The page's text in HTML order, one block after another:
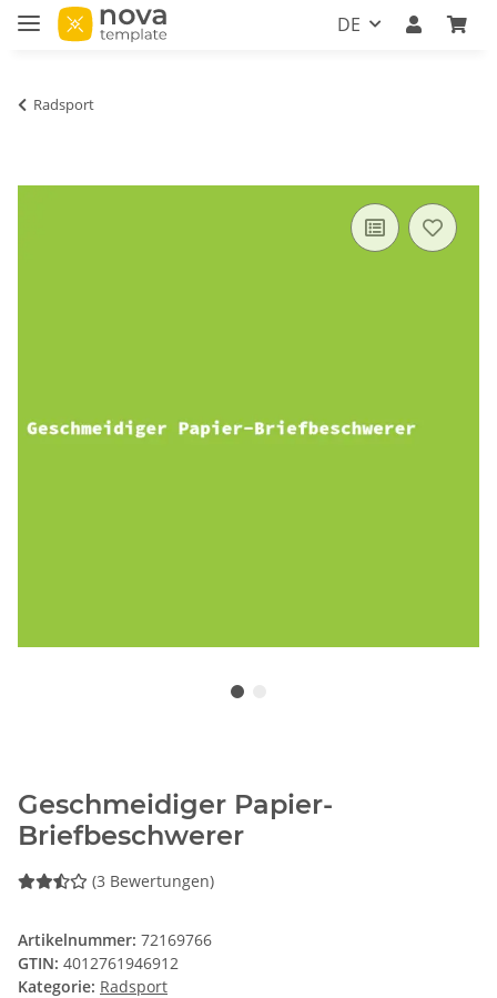
DE
Radsport
Geschmeidiger Papier-
Briefbeschwerer
(3 Bewertungen)
Artikelnummer: 72169766
GTIN: 4012761946912
Kategorie: Radsport